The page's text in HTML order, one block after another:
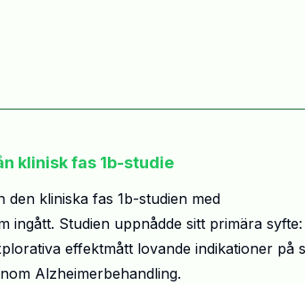
klinisk fas 1b-studie
kliniska fas 1b-studien med
ingått. Studien uppnådde sitt primära
effektmått lovande indikationer på
Alzheimerbehandling.